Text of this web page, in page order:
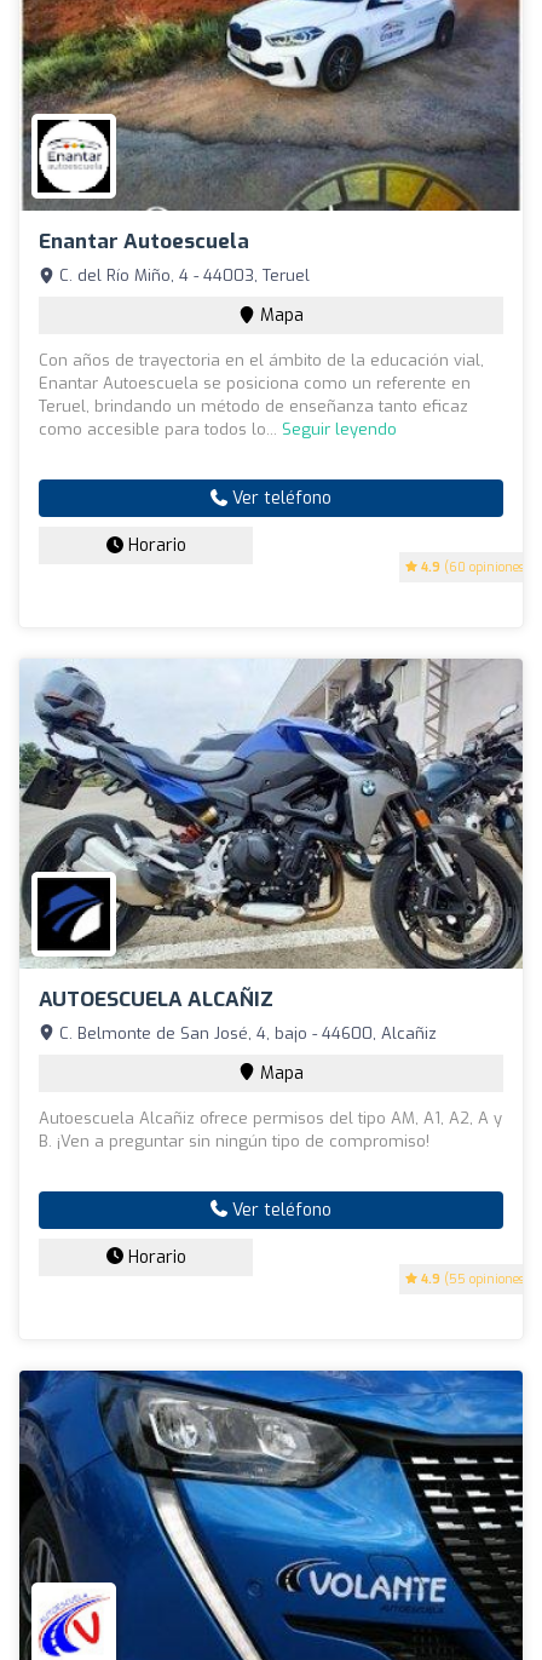
Enantar Autoescuela
4.9 (60 opiniones)
C. del Río Miño, 4 - 44003, Teruel
Mapa
Con años de trayectoria en el ámbito de la educación vial,
Enantar Autoescuela se posiciona como un referente en
Teruel, brindando un método de enseñanza tanto eficaz
como accesible para todos lo... Seguir leyendo
Ver teléfono
Horario
AUTOESCUELA ALCAÑIZ
4.9 (55 opiniones)
C. Belmonte de San José, 4, bajo - 44600, Alcañiz
Mapa
Autoescuela Alcañiz ofrece permisos del tipo AM, A1, A2, A y
B. ¡Ven a preguntar sin ningún tipo de compromiso!
Ver teléfono
Horario